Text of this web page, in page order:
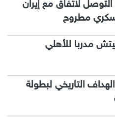
لاتفاق مع إيران
مطروح
مدربا للأهلي
التاريخي لبطولة